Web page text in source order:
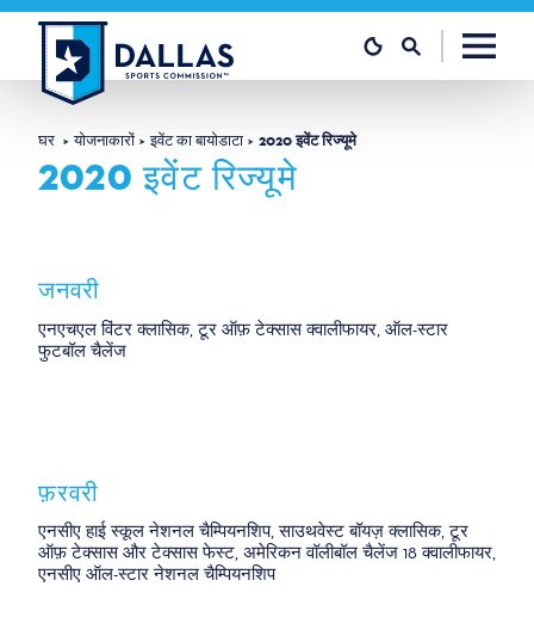
सामग्री पर जाएं
घर योजनाकारों इवेंट का बायोडाटा 2020 इवेंट रिज्यूमे
2020 इवेंट रिज्यूमे
जनवरी
एनएचएल विंटर क्लासिक, टूर ऑफ़ टेक्सास क्वालीफायर, ऑल-स्टार
फुटबॉल चैलेंज
फ़रवरी
एनसीए हाई स्कूल नेशनल चैम्पियनशिप, साउथवेस्ट बॉयज़ क्लासिक, टूर
ऑफ़ टेक्सास और टेक्सास फेस्ट, अमेरिकन वॉलीबॉल चैलेंज 18 क्वालीफायर,
एनसीए ऑल-स्टार नेशनल चैम्पियनशिप